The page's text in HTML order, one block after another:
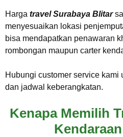
Harga travel Surabaya Blitar
menyesuaikan lokasi
bisa mendapatkan penawaran
rombongan maupun carter
Hubungi customer service kami
dan jadwal keberangkatan.
Kenapa Memilih